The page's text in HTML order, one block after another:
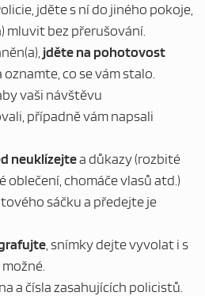
jděte s ní do jiného pokoje,
mluvit bez přerušování.
jděte na pohotovost
oznamte, co se vám stalo.
vaši návštěvu
případně vám napsali
neuklízejtea důkazy (rozbité
oblečení, chomáče vlasů atd.)
sáčku a předejte je
, snímky dejte vyvolat i s
a čísla zasahujících policistů.